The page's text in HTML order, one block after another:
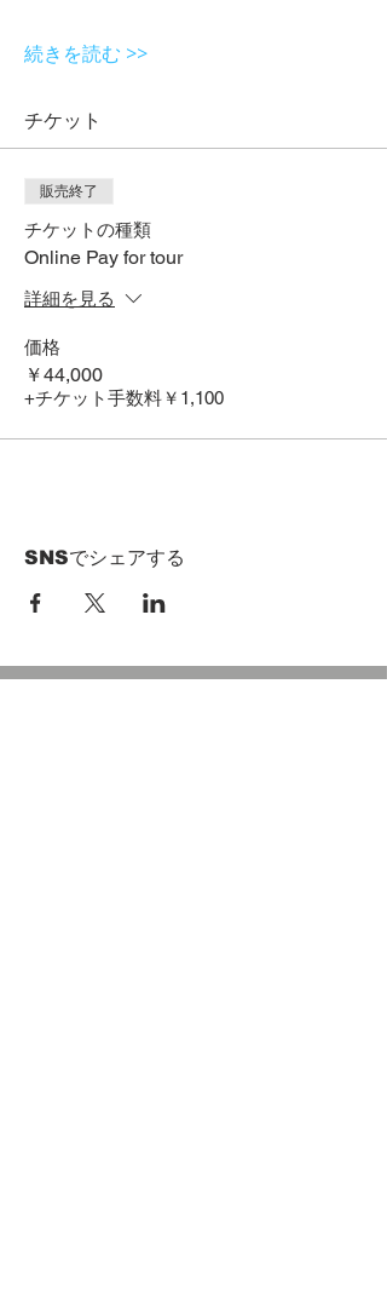
続きを読む >>
チケット
販売終了
チケットの種類
Online Pay for tour
詳細を見る
価格
￥44,000
+チケット手数料￥1,100
SNSでシェアする